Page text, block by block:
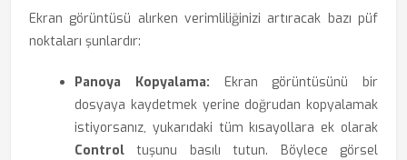
Ekran görüntüsü alırken verimliliğinizi artıracak bazı püf
noktaları şunlardır:
Panoya Kopyalama: Ekran görüntüsünü bir
dosyaya kaydetmek yerine doğrudan kopyalamak
istiyorsanız, yukarıdaki tüm kısayollara ek olarak
Control tuşunu basılı tutun. Böylece görsel